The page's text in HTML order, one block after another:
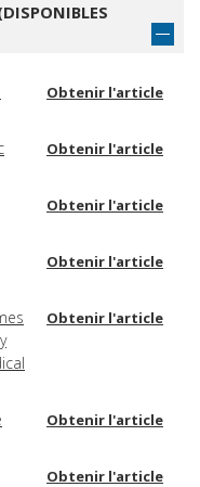
Obtenir l'article
Obtenir l'article
Obtenir l'article
Obtenir l'article
Obtenir l'article
Obtenir l'article
Obtenir l'article